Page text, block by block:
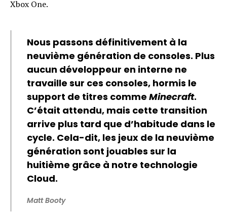
Xbox One.
Nous passons définitivement à la
neuvième génération de consoles. Plus
aucun développeur en interne ne
travaille sur ces consoles, hormis le
support de titres comme Minecraft.
C’était attendu, mais cette transition
arrive plus tard que d’habitude dans le
cycle. Cela-dit, les jeux de la neuvième
génération sont jouables sur la
huitième grâce à notre technologie
Cloud.
Matt Booty
Flipboard
Reddit
Pinterest
Whatsapp
Email